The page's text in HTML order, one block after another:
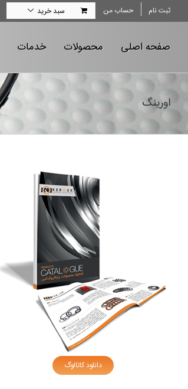
ثبت نام حساب من سبد خرید
صفحه اصلی محصولات خدمات
اورینگ
دانلود کاتالوگ